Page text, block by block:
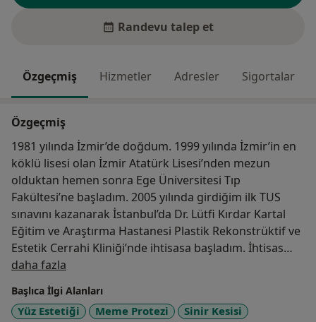
Randevu talep et
Özgeçmiş Hizmetler Adresler Sigortalar
Özgeçmiş
1981 yılında İzmir’de doğdum. 1999 yılında İzmir’in en
köklü lisesi olan İzmir Atatürk Lisesi’nden mezun
olduktan hemen sonra Ege Üniversitesi Tıp
Fakültesi’ne başladım. 2005 yılında girdiğim ilk TUS
sınavını kazanarak İstanbul’da Dr. Lütfi Kırdar Kartal
Eğitim ve Araştırma Hastanesi Plastik Rekonstrüktif ve
Estetik Cerrahi Kliniği’nde ihtisasa başladım. İhtisas
sürecim devam ederken 2009 yılında Viyana’da taze
kadavralar üzerinde uygulamalı yüz estetiği eğitimi
aldım. 2010 yılında Newyork Üniversitesi Tıp Fakültesi
Plastik Cerrahi Kiniği’nde plastik cerrahlardan eğitim
daha fazla
Başlıca İlgi Alanları
Yüz Estetiği Meme Protezi
Sinir Kesisi